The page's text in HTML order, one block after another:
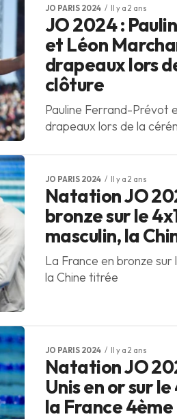
JO PARIS 2024 Il y a 2 ans
JO 2024 :
et Léon
drapeaux lors
clôture
Pauline Ferrand-Prévot
drapeaux lors de la
JO PARIS 2024 Il y a 2 ans
Natation JO
bronze sur le
masculin, la
La France en bronze sur
la Chine titrée
JO PARIS 2024 Il y a 2 ans
Natation JO
Unis en or sur
la France 4ème